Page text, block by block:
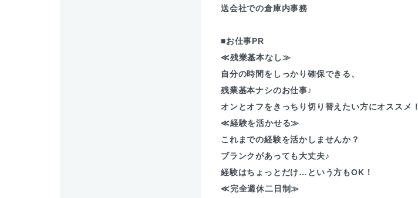
送会社での倉庫内事務
■お仕事PR
≪残業基本なし≫
自分の時間をしっかり確保できる、
残業基本ナシのお仕事♪
オンとオフをきっちり切り替えたい方にオススメ！
≪経験を活かせる≫
これまでの経験を活かしませんか？
ブランクがあっても大丈夫♪
経験はちょっとだけ…という方もOK！
≪完全週休二日制≫